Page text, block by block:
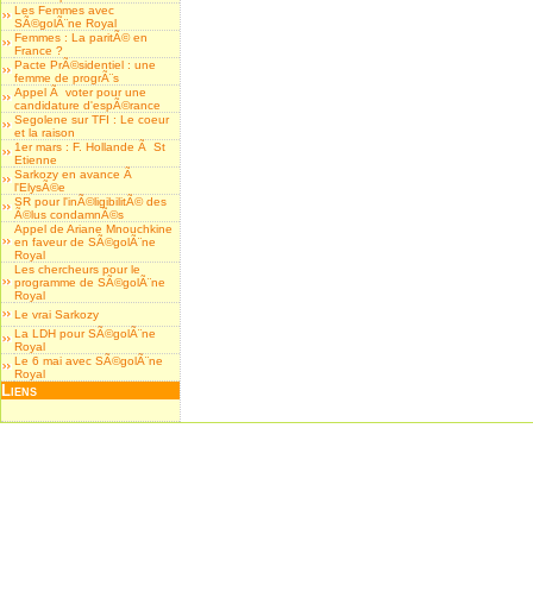
Les Femmes avec
SÃ©golÃ¨ne Royal
Femmes : La paritÃ© en
France ?
Pacte PrÃ©sidentiel : une
femme de progrÃ¨s
Appel Ã voter pour une
candidature d'espÃ©rance
Segolene sur TFI : Le coeur
et la raison
1er mars : F. Hollande Ã St
Etienne
Sarkozy en avance Ã
l'ElysÃ©e
SR pour l'inÃ©ligibilitÃ© des
Ã©lus condamnÃ©s
Appel de Ariane Mnouchkine
en faveur de SÃ©golÃ¨ne
Royal
Les chercheurs pour le
programme de SÃ©golÃ¨ne
Royal
Le vrai Sarkozy
La LDH pour SÃ©golÃ¨ne
Royal
Le 6 mai avec SÃ©golÃ¨ne
Royal
Liens